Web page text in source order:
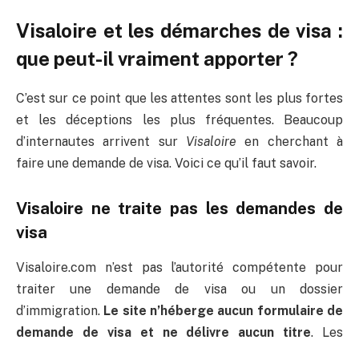
Visaloire et les démarches de visa :
que peut-il vraiment apporter ?
C’est sur ce point que les attentes sont les plus fortes
et les déceptions les plus fréquentes. Beaucoup
d’internautes arrivent sur Visaloire en cherchant à
faire une demande de visa. Voici ce qu’il faut savoir.
Visaloire ne traite pas les demandes de
visa
Visaloire.com n’est pas l’autorité compétente pour
traiter une demande de visa ou un dossier
d’immigration. Le site n’héberge aucun formulaire de
demande de visa et ne délivre aucun titre. Les